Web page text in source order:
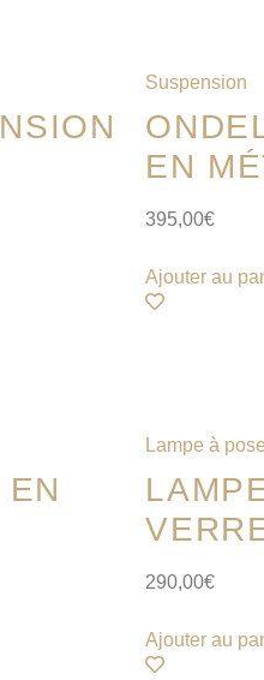
Suspension
EN
395,00€
Ajouter au
Lampe à
290,00€
Ajouter au